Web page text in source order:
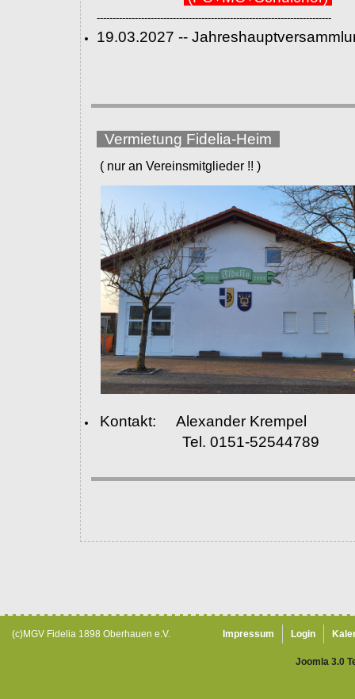
--------------------------------------------------------------------------
19.03.2027 --
Vermietung Fidelia-Heim
( nur an Vereinsmitglieder !! )
Kontakt: Alexander Krempel
Tel. 0151-52544789
(c)MGV Fidelia 1898 Oberhauen e.V. Impressum Login
Joomla 3.0